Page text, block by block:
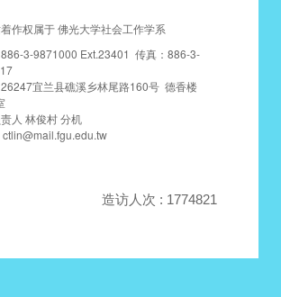
作权属于 佛光大学社会工作学系
3-9871000 Ext.23401 传真：886-3-
宜兰县礁溪乡林尾路160号 德香楼
人 林俊村 分机
造访人次 : 1774821